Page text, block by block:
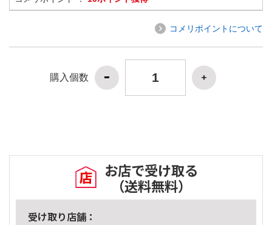
コメリポイントについて
購入個数
お店で受け取る
（送料無料）
受け取り店舗：